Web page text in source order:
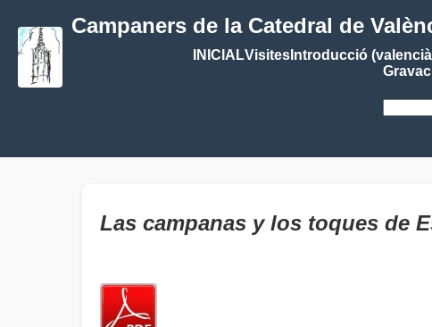
Campaners de la Catedral de
INICIALVisitesIntroducció
Las campanas y los toques de